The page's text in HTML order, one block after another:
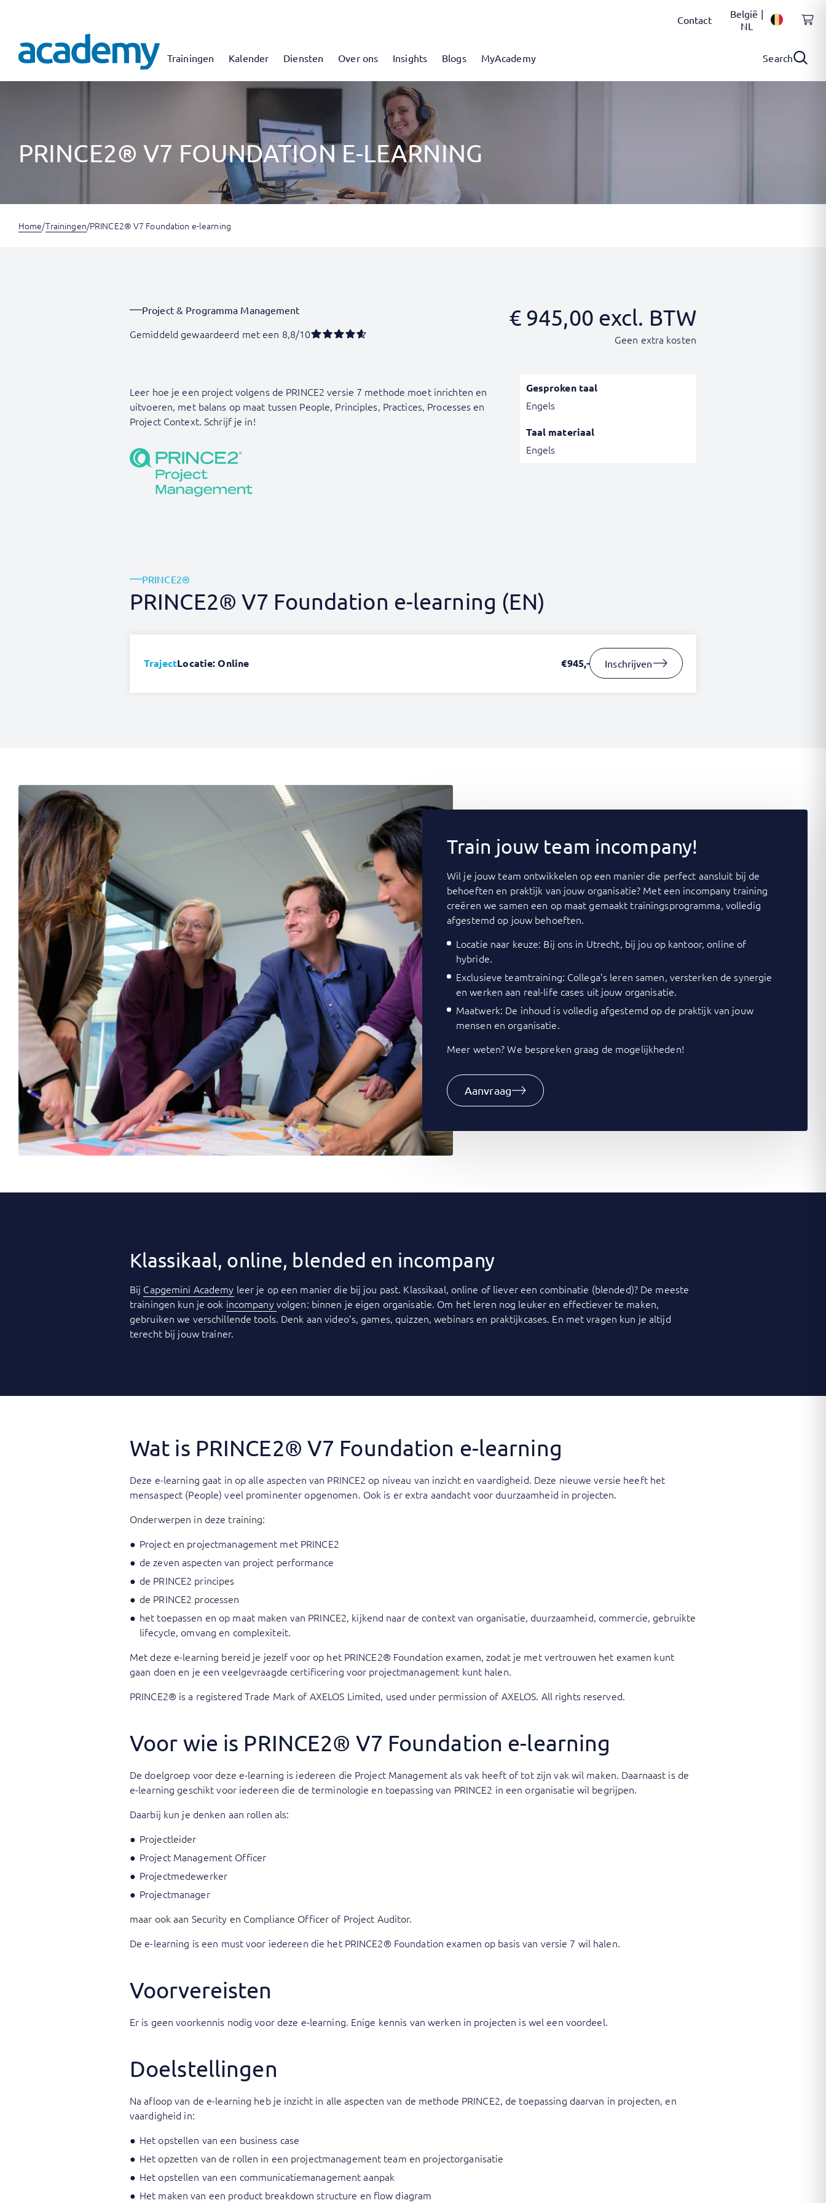
Contact
België |
NL
Trainingen Kalender Diensten Over ons Insights Blogs MyAcademy Search
PRINCE2® V7 FOUNDATION E-LEARNING
Home/Trainingen/PRINCE2® V7 Foundation e-learning
Project & Programma Management
Gemiddeld gewaardeerd met een 8,8/10
€945,00 excl. BTW
Geen extra kosten
Leer hoe je een project volgens de PRINCE2 versie 7 methode moet inrichten en
uitvoeren, met balans op maat tussen People, Principles, Practices, Processes en
Project Context. Schrijf je in!
Gesproken taal
Engels
Taal materiaal
Engels
PRINCE2®
PRINCE2® V7 Foundation e-learning (EN)
TrajectLocatie: Online €945,- Inschrijven
Train jouw team incompany!
Wil je jouw team ontwikkelen op een manier die perfect aansluit bij de
behoeften en praktijk van jouw organisatie? Met een incompany training
creëren we samen een op maat gemaakt trainingsprogramma, volledig
afgestemd op jouw behoeften.
Locatie naar keuze: Bij ons in Utrecht, bij jou op kantoor, online of
hybride.
Exclusieve teamtraining: Collega’s leren samen, versterken de synergie
en werken aan real-life cases uit jouw organisatie.
Maatwerk: De inhoud is volledig afgestemd op de praktijk van jouw
mensen en organisatie.
Meer weten? We bespreken graag de mogelijkheden!
Aanvraag
Klassikaal, online, blended en incompany
Bij Capgemini Academy leer je op een manier die bij jou past. Klassikaal, online of liever een combinatie (blended)? De meeste
trainingen kun je ook incompany volgen: binnen je eigen organisatie. Om het leren nog leuker en effectiever te maken,
gebruiken we verschillende tools. Denk aan video’s, games, quizzen, webinars en praktijkcases. En met vragen kun je altijd
terecht bij jouw trainer.
Wat is PRINCE2® V7 Foundation e-learning
Deze e-learning gaat in op alle aspecten van PRINCE2 op niveau van inzicht en vaardigheid. Deze nieuwe versie heeft het
mensaspect (People) veel prominenter opgenomen. Ook is er extra aandacht voor duurzaamheid in projecten.
Onderwerpen in deze training:
Project en projectmanagement met PRINCE2
de zeven aspecten van project performance
de PRINCE2 principes
de PRINCE2 processen
het toepassen en op maat maken van PRINCE2, kijkend naar de context van organisatie, duurzaamheid, commercie, gebruikte
lifecycle, omvang en complexiteit.
Met deze e-learning bereid je jezelf voor op het PRINCE2® Foundation examen, zodat je met vertrouwen het examen kunt
gaan doen en je een veelgevraagde certificering voor projectmanagement kunt halen.
PRINCE2® is a registered Trade Mark of AXELOS Limited, used under permission of AXELOS. All rights reserved.
Voor wie is PRINCE2® V7 Foundation e-learning
De doelgroep voor deze e-learning is iedereen die Project Management als vak heeft of tot zijn vak wil maken. Daarnaast is de
e-learning geschikt voor iedereen die de terminologie en toepassing van PRINCE2 in een organisatie wil begrijpen.
Daarbij kun je denken aan rollen als:
Projectleider
Project Management Officer
Projectmedewerker
Projectmanager
maar ook aan Security en Compliance Officer of Project Auditor.
De e-learning is een must voor iedereen die het PRINCE2® Foundation examen op basis van versie 7 wil halen.
Voorvereisten
Er is geen voorkennis nodig voor deze e-learning. Enige kennis van werken in projecten is wel een voordeel.
Doelstellingen
Na afloop van de e-learning heb je inzicht in alle aspecten van de methode PRINCE2, de toepassing daarvan in projecten, en
vaardigheid in:
Het opstellen van een business case
Het opzetten van de rollen in een projectmanagement team en projectorganisatie
Het opstellen van een communicatiemanagement aanpak
Het maken van een product breakdown structure en flow diagram